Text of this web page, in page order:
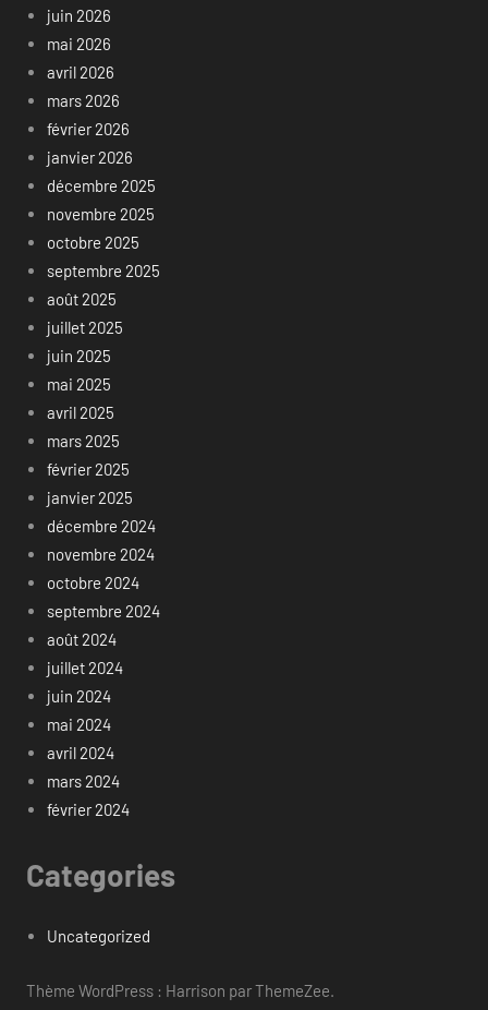
juin 2026
mai 2026
avril 2026
mars 2026
février 2026
janvier 2026
décembre 2025
novembre 2025
octobre 2025
septembre 2025
août 2025
juillet 2025
juin 2025
mai 2025
avril 2025
mars 2025
février 2025
janvier 2025
décembre 2024
novembre 2024
octobre 2024
septembre 2024
août 2024
juillet 2024
juin 2024
mai 2024
avril 2024
mars 2024
février 2024
Categories
Uncategorized
Thème WordPress : Harrison par ThemeZee.